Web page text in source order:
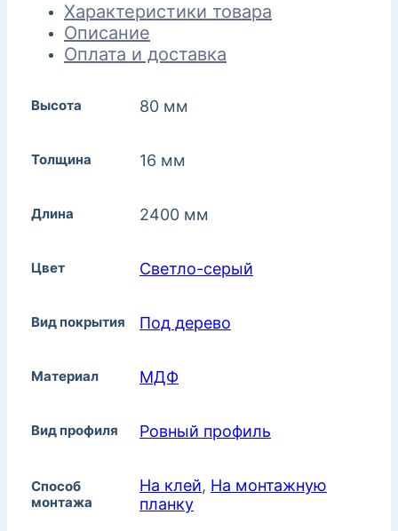
Характеристики товара
Описание
Оплата и доставка
Высота 80 мм
Толщина 16 мм
Длина 2400 мм
Цвет Светло-серый
Вид покрытия Под дерево
Материал МДФ
Вид профиля Ровный профиль
Способ
монтажа
На клей, На монтажную
планку